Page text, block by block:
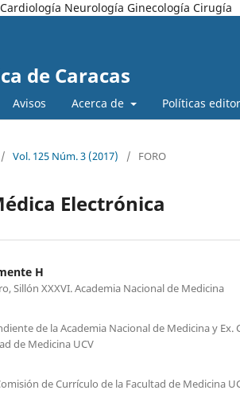
Neurología Ginecología Cirugía
de Caracas
Avisos Acerca de Políticas
/ Vol. 125 Núm. 3 (2017) / FORO
Electrónica
H
Sillón XXXVI. Academia Nacional de Medicina
de la Academia Nacional de Medicina y Ex.
de Medicina UCV
de Currículo de la Facultad de Medicina